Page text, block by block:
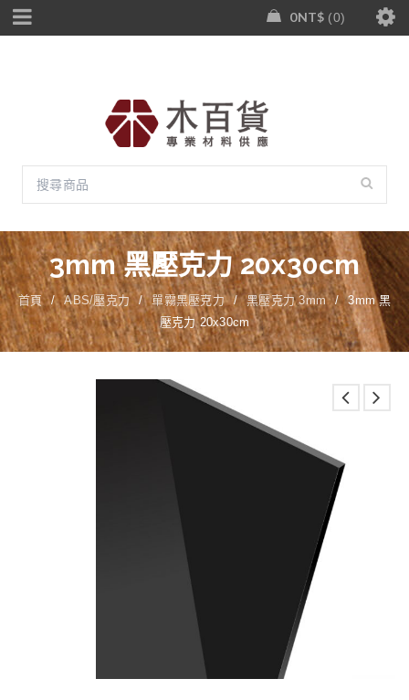
0NT$ 0
3mm 黑壓克力 20x30cm
首頁 / ABS/壓克力 / 單霧黑壓克力 / 黑壓克力 3mm /
3mm 黑
壓克力 20x30cm